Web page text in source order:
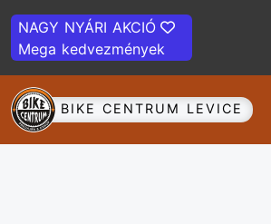
NAGY NYÁRI AKCIÓ
Mega kedvezmények
BIKE CENTRUM LEVICE